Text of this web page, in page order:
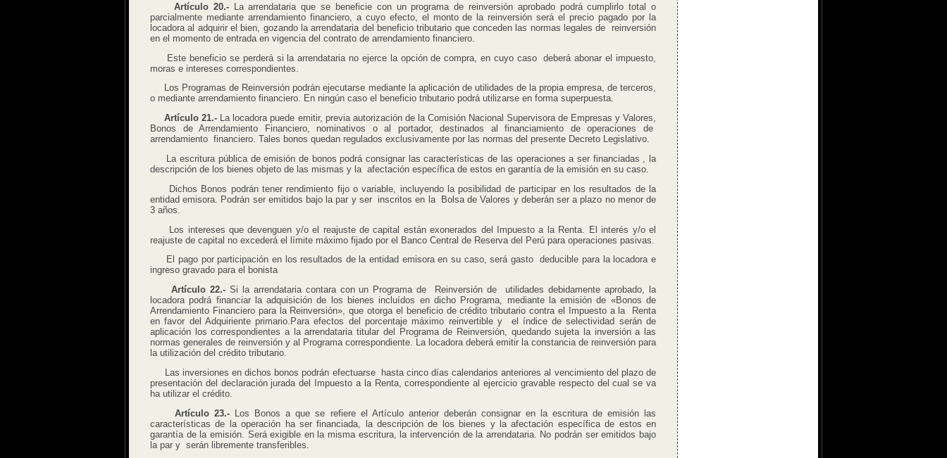
Artículo 20.-La arrendataria que se beneficie con un programa de reinversión aprobado podrá cumplirlo total o
parcialmente mediante arrendamiento financiero, a cuyo efecto, el monto de la reinversión será el precio pagado por la
locadora al adquirir el bien, gozando la arrendataria del beneficio tributario que conceden las normas legales de reinversión
en el momento de entrada en vigencia del contrato de arrendamiento financiero.
Este beneficio se perderá si la arrendataria no ejerce la opción de compra, en cuyo caso deberá abonar el impuesto,
moras e intereses correspondientes.
Los Programas de Reinversión podrán ejecutarse mediante la aplicación de utilidades de la propia empresa, de terceros,
o mediante arrendamiento financiero. En ningún caso el beneficio tributario podrá utilizarse en forma superpuesta.
Artículo 21.- La locadora puede emitir, previa autorización de la Comisión Nacional Supervisora de Empresas y Valores,
Bonos de Arrendamiento Financiero, nominativos o al portador, destinados al financiamiento de operaciones de
arrendamiento financiero. Tales bonos quedan regulados exclusivamente por las normas del presente Decreto Legislativo.
La escritura pública de emisión de bonos podrá consignar las características de las operaciones a ser financiadas , la
descripción de los bienes objeto de las mismas y la afectación específica de estos en garantía de la emisión en su caso.
Dichos Bonos podrán tener rendimiento fijo o variable, incluyendo la posibilidad de participar en los resultados de la
entidad emisora. Podrán ser emitidos bajo la par y ser inscritos en la Bolsa de Valores y deberán ser a plazo no menor de
3 años.
Los intereses que devenguen y/o el reajuste de capital están exonerados del Impuesto a la Renta. El interés y/o el
reajuste de capital no excederá el límite máximo fijado por el Banco Central de Reserva del Perú para operaciones pasivas.
El pago por participación en los resultados de la entidad emisora en su caso, será gasto deducible para la locadora e
ingreso gravado para el bonista
Artículo 22.-Si la arrendataria contara con un Programa de Reinversión de utilidades debidamente aprobado, la
locadora podrá financiar la adquisición de los bienes incluídos en dicho Programa, mediante la emisión de «Bonos de
Arrendamiento Financiero para la Reinversión», que otorga el beneficio de crédito tributario contra el Impuesto a la Renta
en favor del Adquiriente primario.Para efectos del porcentaje máximo reinvertible y el índice de selectividad serán de
aplicación los correspondientes a la arrendataria titular del Programa de Reinversión, quedando sujeta la inversión a las
normas generales de reinversión y al Programa correspondiente. La locadora deberá emitir la constancia de reinversión para
la utilización del crédito tributario.
Las inversiones en dichos bonos podrán efectuarse hasta cinco días calendarios anteriores al vencimiento del plazo de
presentación del declaración jurada del Impuesto a la Renta, correspondiente al ejercicio gravable respecto del cual se va
ha utilizar el crédito.
Artículo 23.- Los Bonos a que se refiere el Artículo anterior deberán consignar en la escritura de emisión las
características de la operación ha ser financiada, la descripción de los bienes y la afectación específica de estos en
garantía de la emisión. Será exigible en la misma escritura, la intervención de la arrendataria. No podrán ser emitidos bajo
la par y serán libremente transferibles.